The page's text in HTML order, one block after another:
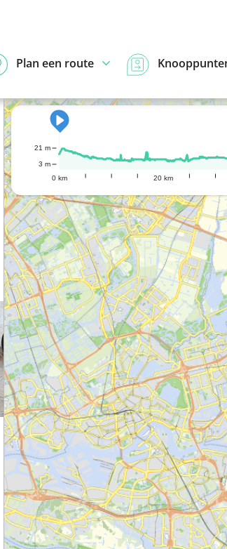
Plan een route
0 km 20 km
3 m
21 m